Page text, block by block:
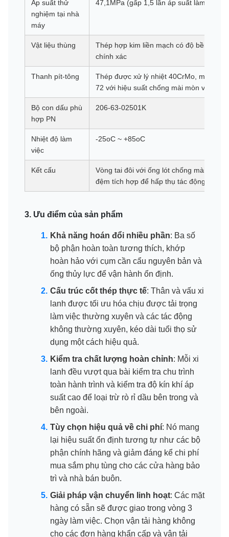
Áp suất thử
nghiệm tại nhà
máy
47,1MPa (gấp 1,5 lần áp suất làm việc
Vật liệu thùng
Thép hợp kim liền mạch có độ bền kéo
chính xác
Thanh pít-tông
Thép được xử lý nhiệt 40CrMo, mạ
72 với hiệu suất chống mài mòn và
Bộ con dấu phù
hợp PN
206-63-02501K
Nhiệt độ làm
việc
-25oC ~ +85oC
Kết cấu
Vòng tai đôi với ống lót chống mài mòn
đệm tích hợp để hấp thụ tác động khi
3. Ưu điểm của sản phẩm
Khả năng hoán đổi nhiều phần: Ba số
bộ phận hoàn toàn tương thích, khớp
hoàn hảo với cụm cần cẩu nguyên bản và
ống thủy lực để vận hành ổn định.
Cấu trúc cốt thép thực tế: Thân và vấu xi
lanh được tối ưu hóa chịu được tải trọng
làm việc thường xuyên và các tác động
không thường xuyên, kéo dài tuổi thọ sử
dụng một cách hiệu quả.
Kiểm tra chất lượng hoàn chỉnh: Mỗi xi
lanh đều vượt qua bài kiểm tra chu trình
toàn hành trình và kiểm tra độ kín khí áp
suất cao để loại trừ rò rỉ dầu bên trong và
bên ngoài.
Tùy chọn hiệu quả về chi phí: Nó mang
lại hiệu suất ổn định tương tự như các bộ
phận chính hãng và giảm đáng kể chi phí
mua sắm phụ tùng cho các cửa hàng bảo
trì và nhà bán buôn.
Giải pháp vận chuyển linh hoạt: Các mặt
hàng có sẵn sẽ được giao trong vòng 3
ngày làm việc. Chọn vận tải hàng không
cho các đơn hàng khẩn cấp và vận tải